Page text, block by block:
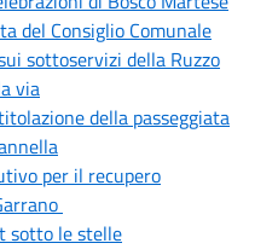
del Consiglio Comunale
sottoservizi della Ruzzo
via
della passeggiata
per il recupero
sotto le stelle